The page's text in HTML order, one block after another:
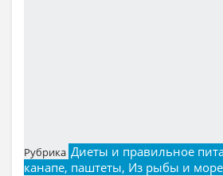
Рубрика Диеты и правильное
канапе, паштеты, Из рыбы и